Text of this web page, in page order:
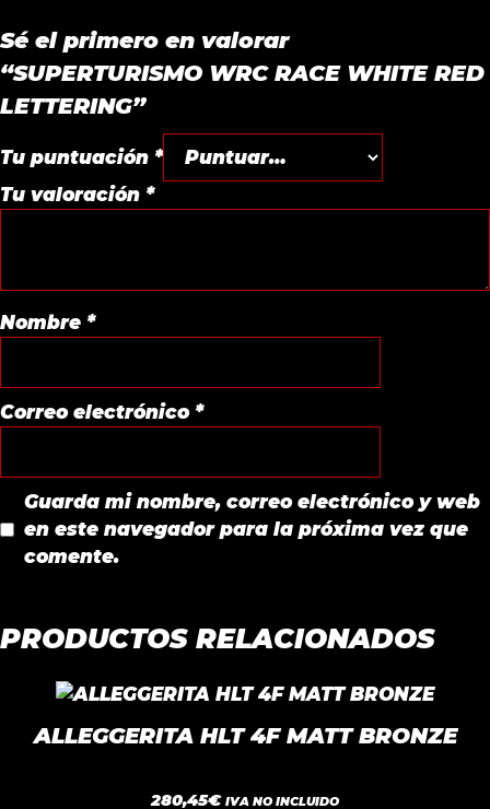
Sé el primero en valorar
“SUPERTURISMO WRC RACE WHITE RED
LETTERING”
Tu puntuación *
Tu valoración *
Nombre *
Correo electrónico *
Guarda mi nombre, correo electrónico y web
en este navegador para la próxima vez que
comente.
PRODUCTOS RELACIONADOS
ALLEGGERITA HLT 4F MATT BRONZE
0
280,45€ IVA NO INCLUIDO
tiene